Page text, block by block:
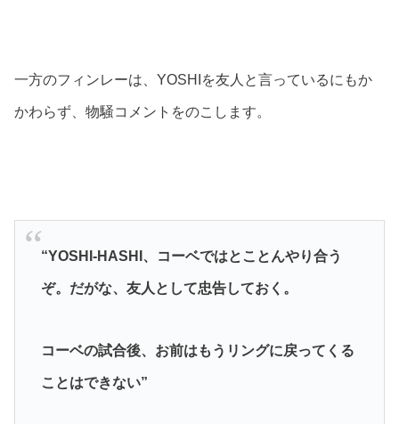
一方のフィンレーは、YOSHIを友人と言っているにもか
かわらず、物騒コメントをのこします。
“YOSHI-HASHI、コーベではとことんやり合う
ぞ。だがな、友人として忠告しておく。
コーベの試合後、お前はもうリングに戻ってくる
ことはできない”